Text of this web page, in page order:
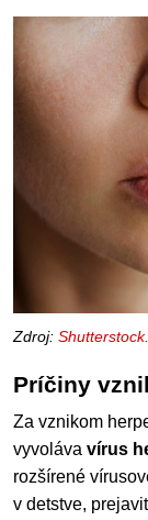
Zdroj:
Príčiny
Za vznikom
vyvoláva vírus
rozšírené
v detstve,